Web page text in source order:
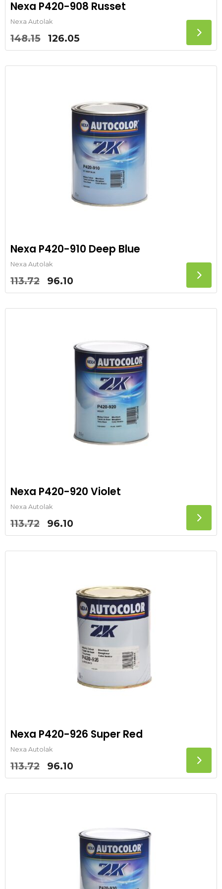
Nexa P420-908 Russet
Nexa Autolak
148.15
Oorspronkelijke
prijs
was:
126.05
prijs
is:
Nexa P420-910 Deep Blue
Nexa Autolak
113.72
Oorspronkelijke
prijs
was:
96.10
prijs
is:
Nexa P420-920 Violet
Nexa Autolak
113.72
Oorspronkelijke
prijs
was:
96.10
prijs
is:
Nexa P420-926 Super Red
Nexa Autolak
113.72
Oorspronkelijke
prijs
was:
96.10
prijs
is: